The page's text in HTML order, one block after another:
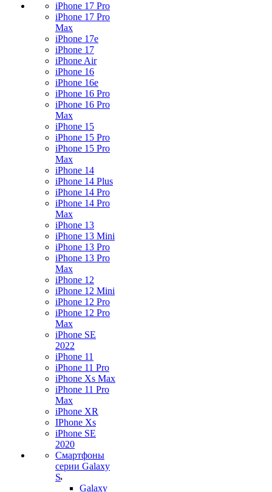
iPhone 17 Pro
iPhone 17 Pro
Max
iPhone 17e
iPhone 17
iPhone Air
iPhone 16
iPhone 16e
iPhone 16 Pro
iPhone 16 Pro
Max
iPhone 15
iPhone 15 Pro
iPhone 15 Pro
Max
iPhone 14
iPhone 14 Plus
iPhone 14 Pro
iPhone 14 Pro
Max
iPhone 13
iPhone 13 Mini
iPhone 13 Pro
iPhone 13 Pro
Max
iPhone 12
iPhone 12 Mini
iPhone 12 Pro
iPhone 12 Pro
Max
iPhone SE
2022
iPhone 11
iPhone 11 Pro
iPhone Xs Max
iPhone 11 Pro
Max
iPhone XR
IPhone Xs
iPhone SE
2020
Смартфоны
серии Galaxy
S
Galaxy